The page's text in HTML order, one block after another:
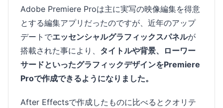
Adobe Premiere Proは主に実写の映像編集を得意
とする編集アプリだったのですが、近年のアップ
デートでエッセンシャルグラフィックスパネルが
搭載された事により、 タイトルや背景、ローワー
サードといったグラフィックデザインをPremiere
Proで作成できるようになりました。
After Effectsで作成したものに比べるとクオリテ